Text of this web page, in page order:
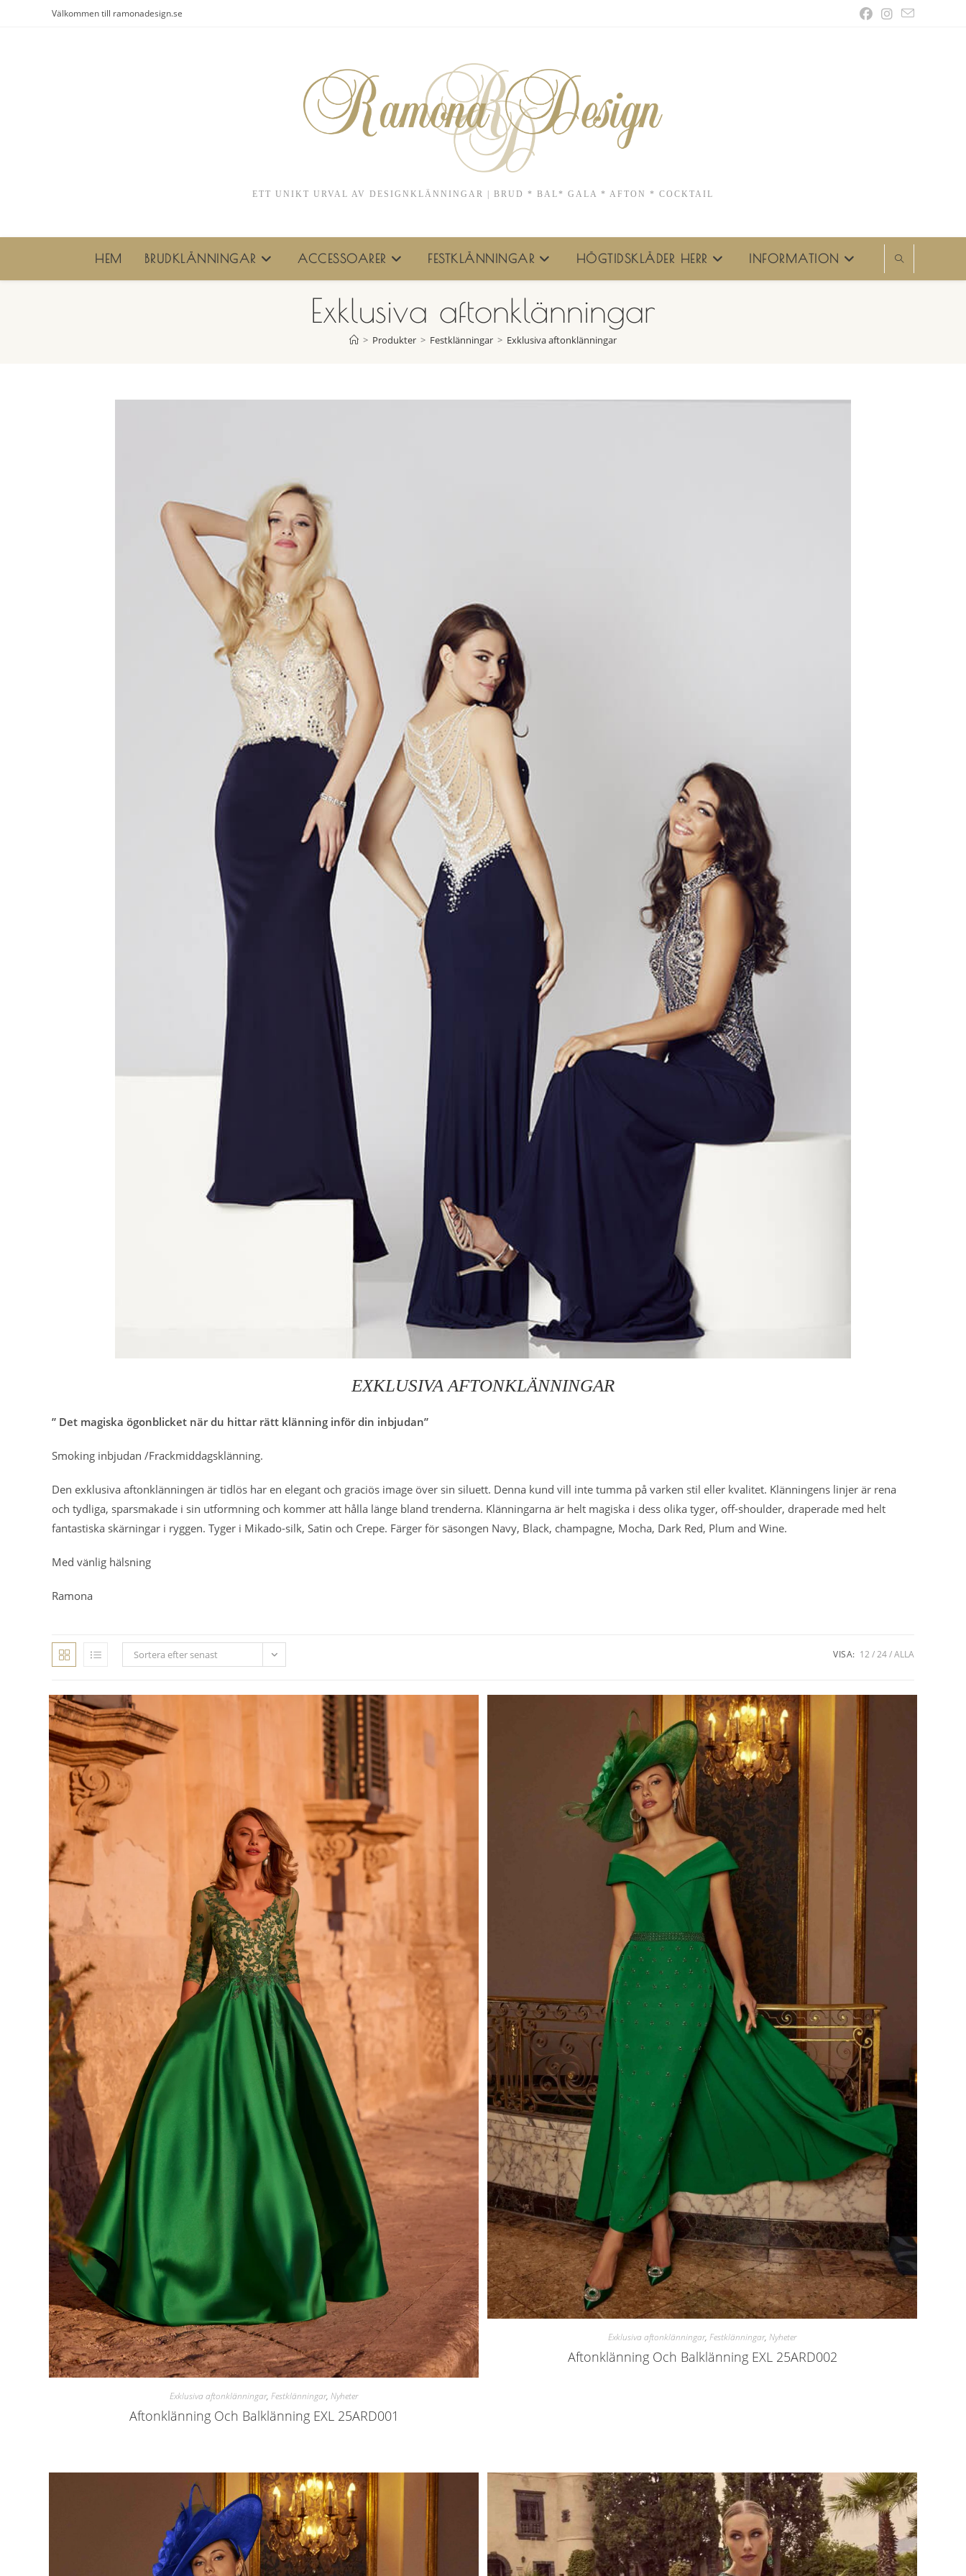
Välkommen till ramonadesign.se
ETT UNIKT URVAL AV DESIGNKLÄNNINGAR | BRUD * BAL* GALA * AFTON * COCKTAIL
HEM BRUDKLÄNNINGAR ACCESSOARER FESTKLÄNNINGAR HÖGTIDSKLÄDER HERR INFORMATION
Exklusiva aftonklänningar
> Produkter > Festklänningar > Exklusiva aftonklänningar
EXKLUSIVA AFTONKLÄNNINGAR
” Det magiska ögonblicket när du hittar rätt klänning inför din inbjudan”
Smoking inbjudan /Frackmiddagsklänning.
Den exklusiva aftonklänningen är tidlös har en elegant och graciös image över sin siluett. Denna kund vill inte tumma på varken stil eller kvalitet. Klänningens linjer är rena
och tydliga, sparsmakade i sin utformning och kommer att hålla länge bland trenderna. Klänningarna är helt magiska i dess olika tyger, off-shoulder, draperade med helt
fantastiska skärningar i ryggen. Tyger i Mikado-silk, Satin och Crepe. Färger för säsongen Navy, Black, champagne, Mocha, Dark Red, Plum and Wine.
Med vänlig hälsning
Ramona
Sortera efter senast VISA: 12 24 ALLA
Exklusiva aftonklänningar, Festklänningar, Nyheter
Aftonklänning Och Balklänning EXL 25ARD001
Exklusiva aftonklänningar, Festklänningar, Nyheter
Aftonklänning Och Balklänning EXL 25ARD002